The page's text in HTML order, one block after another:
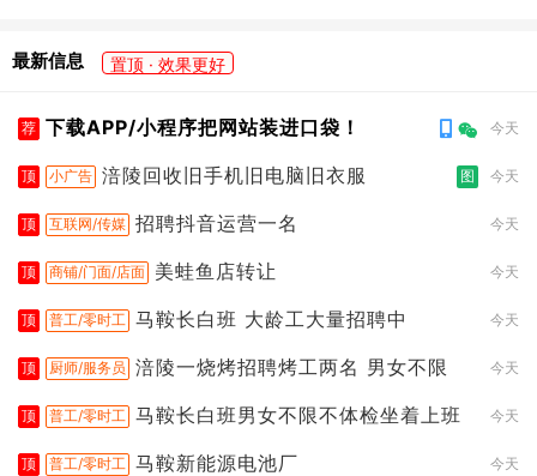
最新信息 置顶 · 效果更好
荐 下载APP/小程序把网站装进口袋！ 今天
顶 小广告 涪陵回收旧手机旧电脑旧衣服 图 今天
顶 互联网/传媒 招聘抖音运营一名 今天
顶 商铺/门面/店面 美蛙鱼店转让 今天
顶 普工/零时工 马鞍长白班 大龄工大量招聘中 今天
顶 厨师/服务员 涪陵一烧烤招聘烤工两名 男女不限 今天
顶 普工/零时工 马鞍长白班男女不限不体检坐着上班 今天
顶 普工/零时工 马鞍新能源电池厂 今天